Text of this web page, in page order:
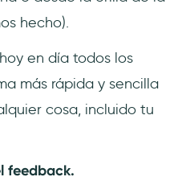
hecho).
en día todos los
más rápida y sencilla
cosa, incluido tu
feedback.